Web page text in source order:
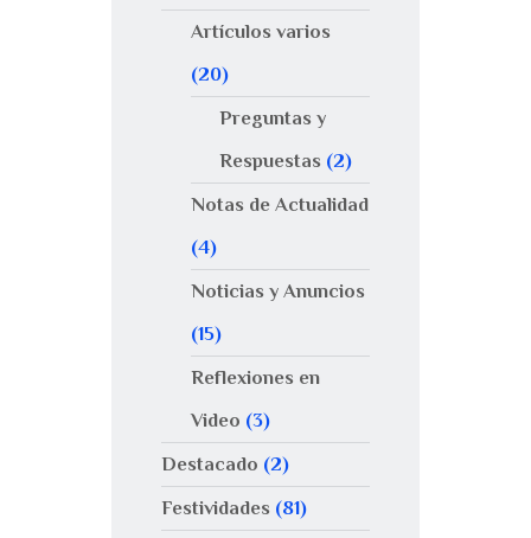
Artículos varios
(20)
Preguntas y
Respuestas (2)
Notas de Actualidad
(4)
Noticias y Anuncios
(15)
Reflexiones en
Video (3)
Destacado (2)
Festividades (81)